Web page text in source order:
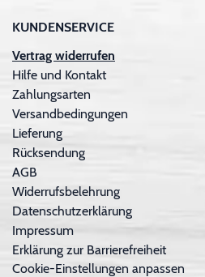
KUNDENSERVICE
Vertrag widerrufen
Hilfe und Kontakt
Zahlungsarten
Versandbedingungen
Lieferung
Rücksendung
AGB
Widerrufsbelehrung
Datenschutzerklärung
Impressum
Erklärung zur Barrierefreiheit
Cookie-Einstellungen anpassen